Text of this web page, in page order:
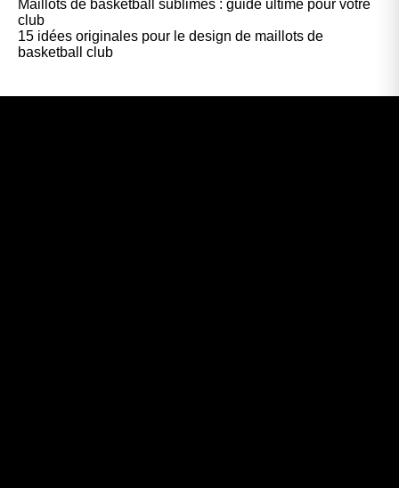
Maillots de basketball sublimés : guide ultime pour votre
club
15 idées originales pour le design de maillots de
basketball club